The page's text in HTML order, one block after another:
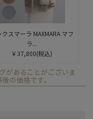
クスマーラ MAXMARA マフ
ラ...
￥37,800(税込)
があることがございま
の価格です。